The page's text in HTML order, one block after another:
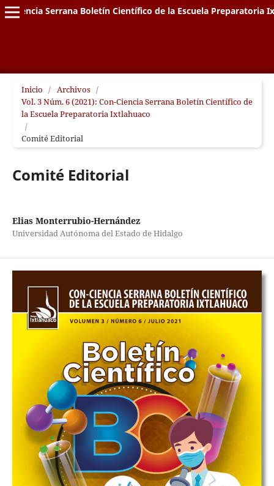
Ciencia Serrana Boletín Científico de la Escuela Preparatoria
Inicio / Archivos /
Vol. 3 Núm. 6 (2021): Con-Ciencia Serrana Boletín Científico de
la Escuela Preparatoria Ixtlahuaco
/
Comité Editorial
Comité Editorial
Elias Monterrubio-Hernández
Universidad Autónoma del Estado de Hidalgo